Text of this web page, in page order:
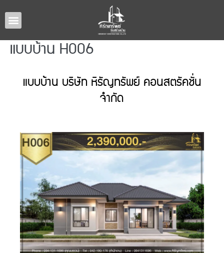
แบบบ้าน H006
แบบบ้าน บริษัท หิรัญทรัพย์ คอนสตรัคชั่น
จำกัด